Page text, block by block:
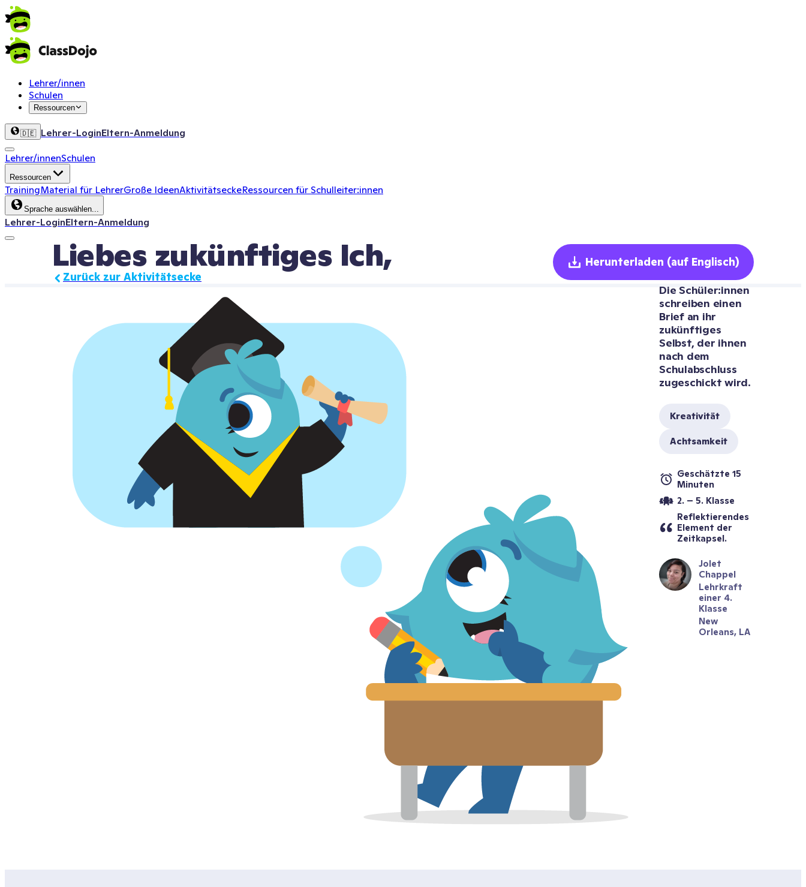
Lehrer/innen
Schulen
Ressourcen
🇩🇪 Lehrer-LoginEltern-Anmeldung
Lehrer/innenSchulen
Ressourcen
TrainingMaterial für LehrerGroße IdeenAktivitätseckeRessourcen für Schulleiter:innen
Sprache auswählen...
Lehrer-LoginEltern-Anmeldung
Liebes zukünftiges Ich,
Zurück zur Aktivitätsecke
Herunterladen (auf Englisch)
Die Schüler:innen
schreiben einen
Brief an ihr
zukünftiges
Selbst, der ihnen
nach dem
Schulabschluss
zugeschickt wird.
Kreativität
Achtsamkeit
Geschätzte 15
Minuten
2. – 5. Klasse
Reflektierendes
Element der
Zeitkapsel.
Jolet
Chappel
Lehrkraft
einer 4.
Klasse
New
Orleans, LA